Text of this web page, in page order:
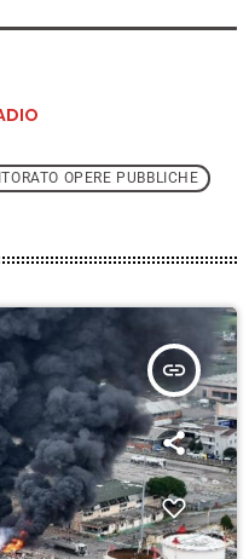
OPERE PUBBLICHE
insert_link